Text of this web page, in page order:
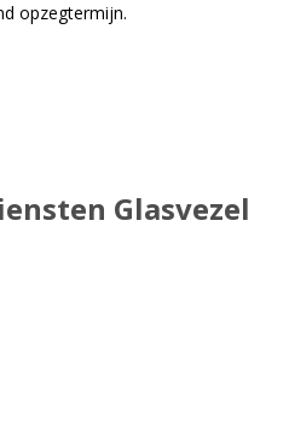
opzegtermijn.
Glasvezel